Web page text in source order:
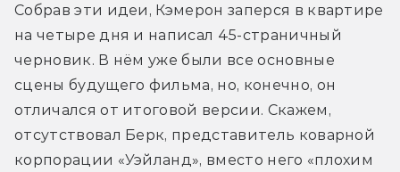
Собрав эти идеи, Кэмерон заперся в квартире
на четыре дня и написал 45-страничный
черновик. В нём уже были все основные
сцены будущего фильма, но, конечно, он
отличался от итоговой версии. Скажем,
отсутствовал Берк, представитель коварной
корпорации «Уэйланд», вместо него «плохим